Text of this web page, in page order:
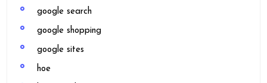
google search
google shopping
google sites
hoe